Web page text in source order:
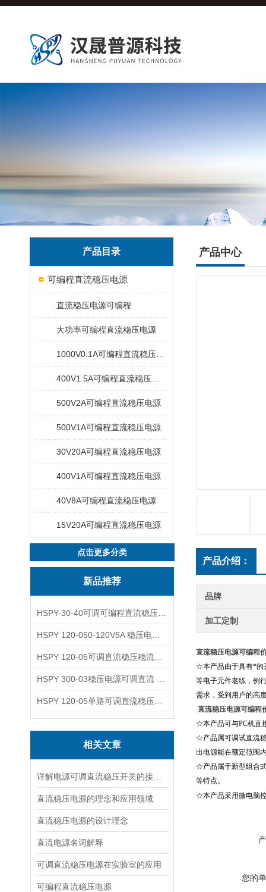
产品目录
可编程直流稳压电源
直流稳压电源可编程
大功率可编程直流稳压电源
500V2A可编程直流稳压电源
500V1A可编程直流稳压电源
30V20A可编程直流稳压电源
400V1A可编程直流稳压电源
40V8A可编程直流稳压电源
15V20A可编程直流稳压电源
点击更多分类
新品推荐
相关文章
直流稳压电源的理念和应用领域
直流稳压电源的设计理念
直流电源名词解释
可调直流稳压电源在实验室的应用
可编程直流稳压电源
产品中心
产品介绍：
品牌
加工定制
直流稳压电源可编程
☆本产品由于具有*的
等电子元件老练，例
需求，受到用户的高
直流稳压电源可编程
☆本产品可与PC机直
☆产品属可调试直流
出电源能在额定范围
☆产品属于新型组合
等特点。
☆本产品采用微电脑
您的